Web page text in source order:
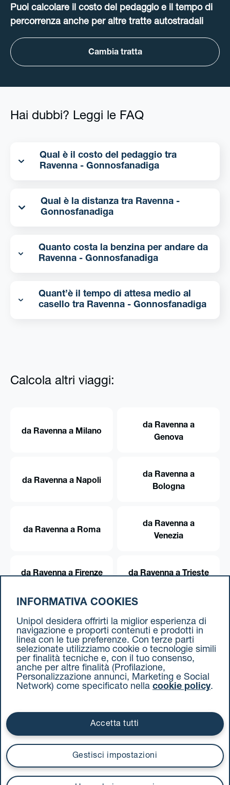
Puoi calcolare il costo del pedaggio e il tempo di
percorrenza anche per altre tratte autostradali
Cambia tratta
Hai dubbi? Leggi le FAQ
Qual è il costo del pedaggio tra
Ravenna - Gonnosfanadiga
Qual è la distanza tra Ravenna -
Gonnosfanadiga
Quanto costa la benzina per andare da
Ravenna - Gonnosfanadiga
Quant’è il tempo di attesa medio al
casello tra Ravenna - Gonnosfanadiga
Calcola altri viaggi:
da Ravenna a Milano
da Ravenna a
Genova
da Ravenna a Napoli
da Ravenna a
Bologna
da Ravenna a Roma
da Ravenna a
Venezia
da Ravenna a Firenze da Ravenna a Trieste
Documenti contrattuali
Via Stalingrado 37 - 40128 Bologna
Tel 051 5077111 - Fax 051 375349
unipolmove@pec.unipol.it
C.F. 03506831209 e P. IVA 03740811207 R.E.A. 524585
INFORMATIVA COOKIES
Unipol desidera offrirti la miglior esperienza di
navigazione e proporti contenuti e prodotti in
linea con le tue preferenze. Con terze parti
selezionate utilizziamo cookie o tecnologie simili
per finalità tecniche e, con il tuo consenso,
anche per altre finalità (Profilazione,
Personalizzazione annunci, Marketing e Social
Network) come specificato nella cookie policy.
Gestisci impostazioni
Accetta tutti